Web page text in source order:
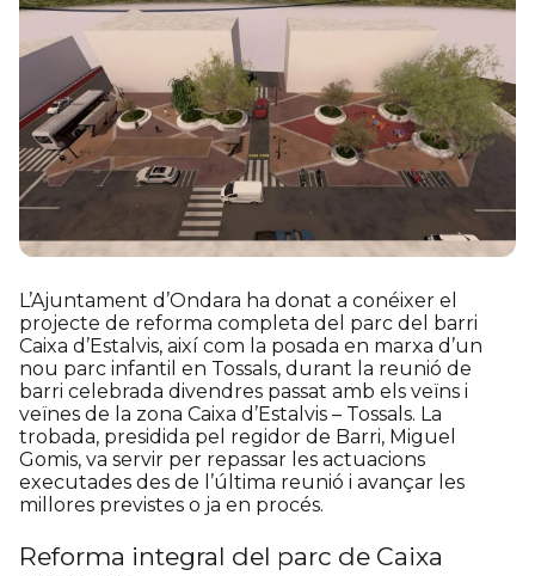
L’Ajuntament d’Ondara ha donat a conéixer el
projecte de reforma completa del parc del barri
Caixa d’Estalvis, així com la posada en marxa d’un
nou parc infantil en Tossals, durant la reunió de
barri celebrada divendres passat amb els veïns i
veïnes de la zona Caixa d’Estalvis – Tossals. La
trobada, presidida pel regidor de Barri, Miguel
Gomis, va servir per repassar les actuacions
executades des de l’última reunió i avançar les
millores previstes o ja en procés.
Reforma integral del parc de Caixa